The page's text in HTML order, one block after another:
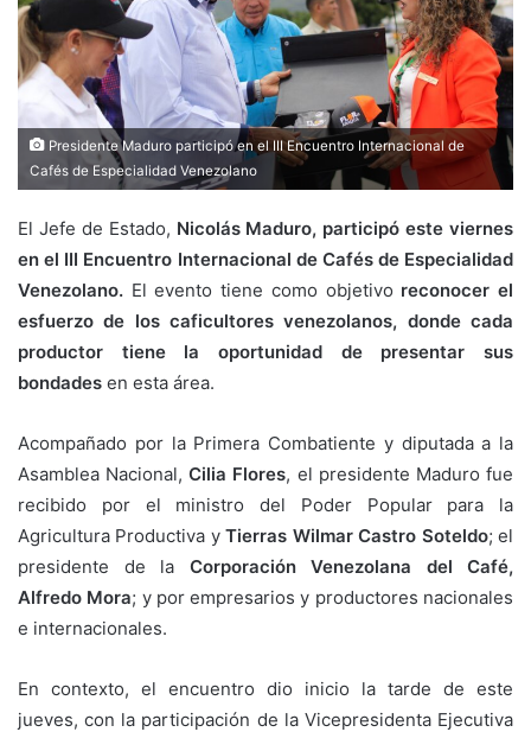
Presidente Maduro participó en el III Encuentro Internacional de
Cafés de Especialidad Venezolano
El Jefe de Estado, Nicolás Maduro, participó este viernes
en el III Encuentro Internacional de Cafés de Especialidad
Venezolano. El evento tiene como objetivo reconocer el
esfuerzo de los caficultores venezolanos, donde cada
productor tiene la oportunidad de presentar sus
bondades en esta área.
Acompañado por la Primera Combatiente y diputada a la
Asamblea Nacional,Cilia Flores, el presidente Maduro fue
recibido por el ministro del Poder Popular para la
Agricultura Productiva yTierras Wilmar Castro Soteldo; el
presidente de la Corporación Venezolana del Café,
Alfredo Mora; y por empresarios y productores nacionales
e internacionales.
En contexto, el encuentro dio inicio la tarde de este
jueves, con la participación de la Vicepresidenta Ejecutiva